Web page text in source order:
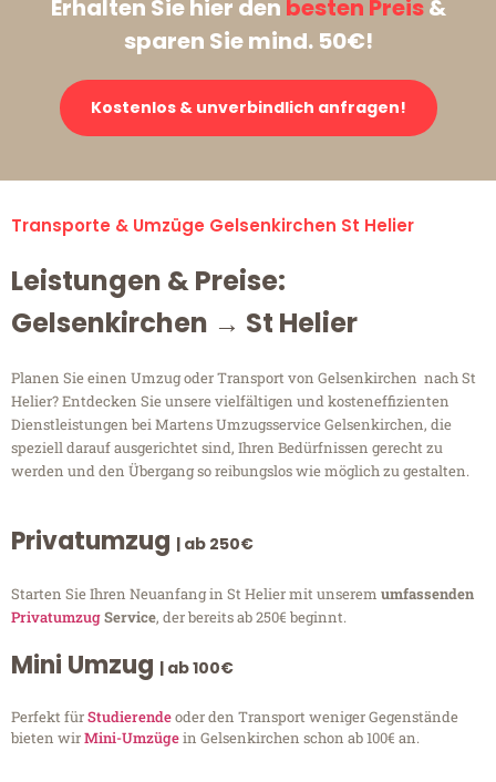
Erhalten Sie hier den besten Preis&
sparen Sie mind. 50€!
Kostenlos & unverbindlich anfragen!
Transporte & Umzüge Gelsenkirchen St Helier
Leistungen & Preise:
Gelsenkirchen → St Helier
Planen Sie einen Umzug oder Transport von Gelsenkirchen nach St
Helier? Entdecken Sie unsere vielfältigen und kosteneffizienten
Dienstleistungen bei Martens Umzugsservice Gelsenkirchen, die
speziell darauf ausgerichtet sind, Ihren Bedürfnissen gerecht zu
werden und den Übergang so reibungslos wie möglich zu gestalten.
Privatumzug | ab 250€
Starten Sie Ihren Neuanfang in St Helier mit unserem umfassenden
PrivatumzugService, der bereits ab 250€ beginnt.
Mini Umzug | ab 100€
Perfekt fürStudierendeoder den Transport weniger Gegenstände
bieten wirMini-Umzügein Gelsenkirchen schon ab 100€ an.